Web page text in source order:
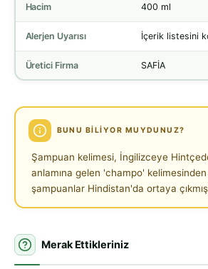
Hacim 400 ml
Alerjen Uyarısı İçerik listesini
Üretici Firma SAFİA
BUNU BILIYOR MUYDUNUZ?
Şampuan kelimesi, İngilizceye
anlamına gelen 'champo'
şampuanlar Hindistan'da ortaya
Merak Ettikleriniz